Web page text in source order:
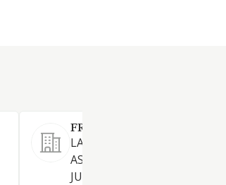
FRAYLEX SL
LA PRESTACION DE
ASESORAMIENTO Y DEFENSA
JURIDICOS EN TODOS LOS